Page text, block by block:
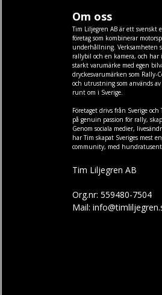
Om oss
Tim Liljegren AB är ett svenskt
företag som kombinerar
underhållning. Verksamheten
rallybil och en kamera, och
starkt varumärke med egen
dryckesvarumärken som Rally-
och utrustning som används
runt om i Sverige.
Företaget drivs från Sverige
på genuin passion för rally,
Genom sociala medier,
har Tim skapat Sveriges mest
community, med
Tim Liljegren AB
Org.nr: 559480-7504
Mail: